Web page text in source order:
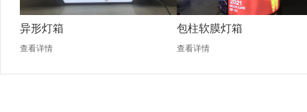
异形灯箱
查看详情
包柱软膜灯箱
查看详情